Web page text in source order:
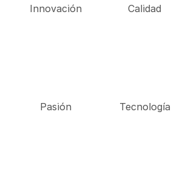
Innovación
Pasión
Calidad
Tecnología